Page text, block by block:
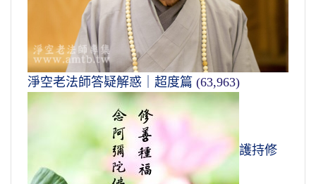
淨空老法師答疑解惑｜超度篇 (63,963)
護持修